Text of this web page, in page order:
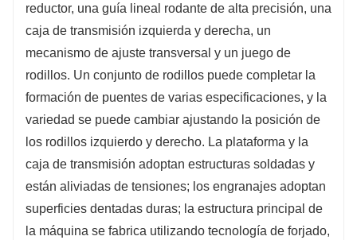
reductor, una guía lineal rodante de alta precisión, una
caja de transmisión izquierda y derecha, un
mecanismo de ajuste transversal y un juego de
rodillos. Un conjunto de rodillos puede completar la
formación de puentes de varias especificaciones, y la
variedad se puede cambiar ajustando la posición de
los rodillos izquierdo y derecho. La plataforma y la
caja de transmisión adoptan estructuras soldadas y
están aliviadas de tensiones; los engranajes adoptan
superficies dentadas duras; la estructura principal de
la máquina se fabrica utilizando tecnología de forjado,